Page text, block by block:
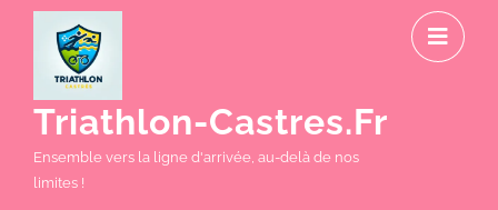
Triathlon-Castres.fr
Ensemble vers la ligne d'arrivée, au-delà de nos
limites !